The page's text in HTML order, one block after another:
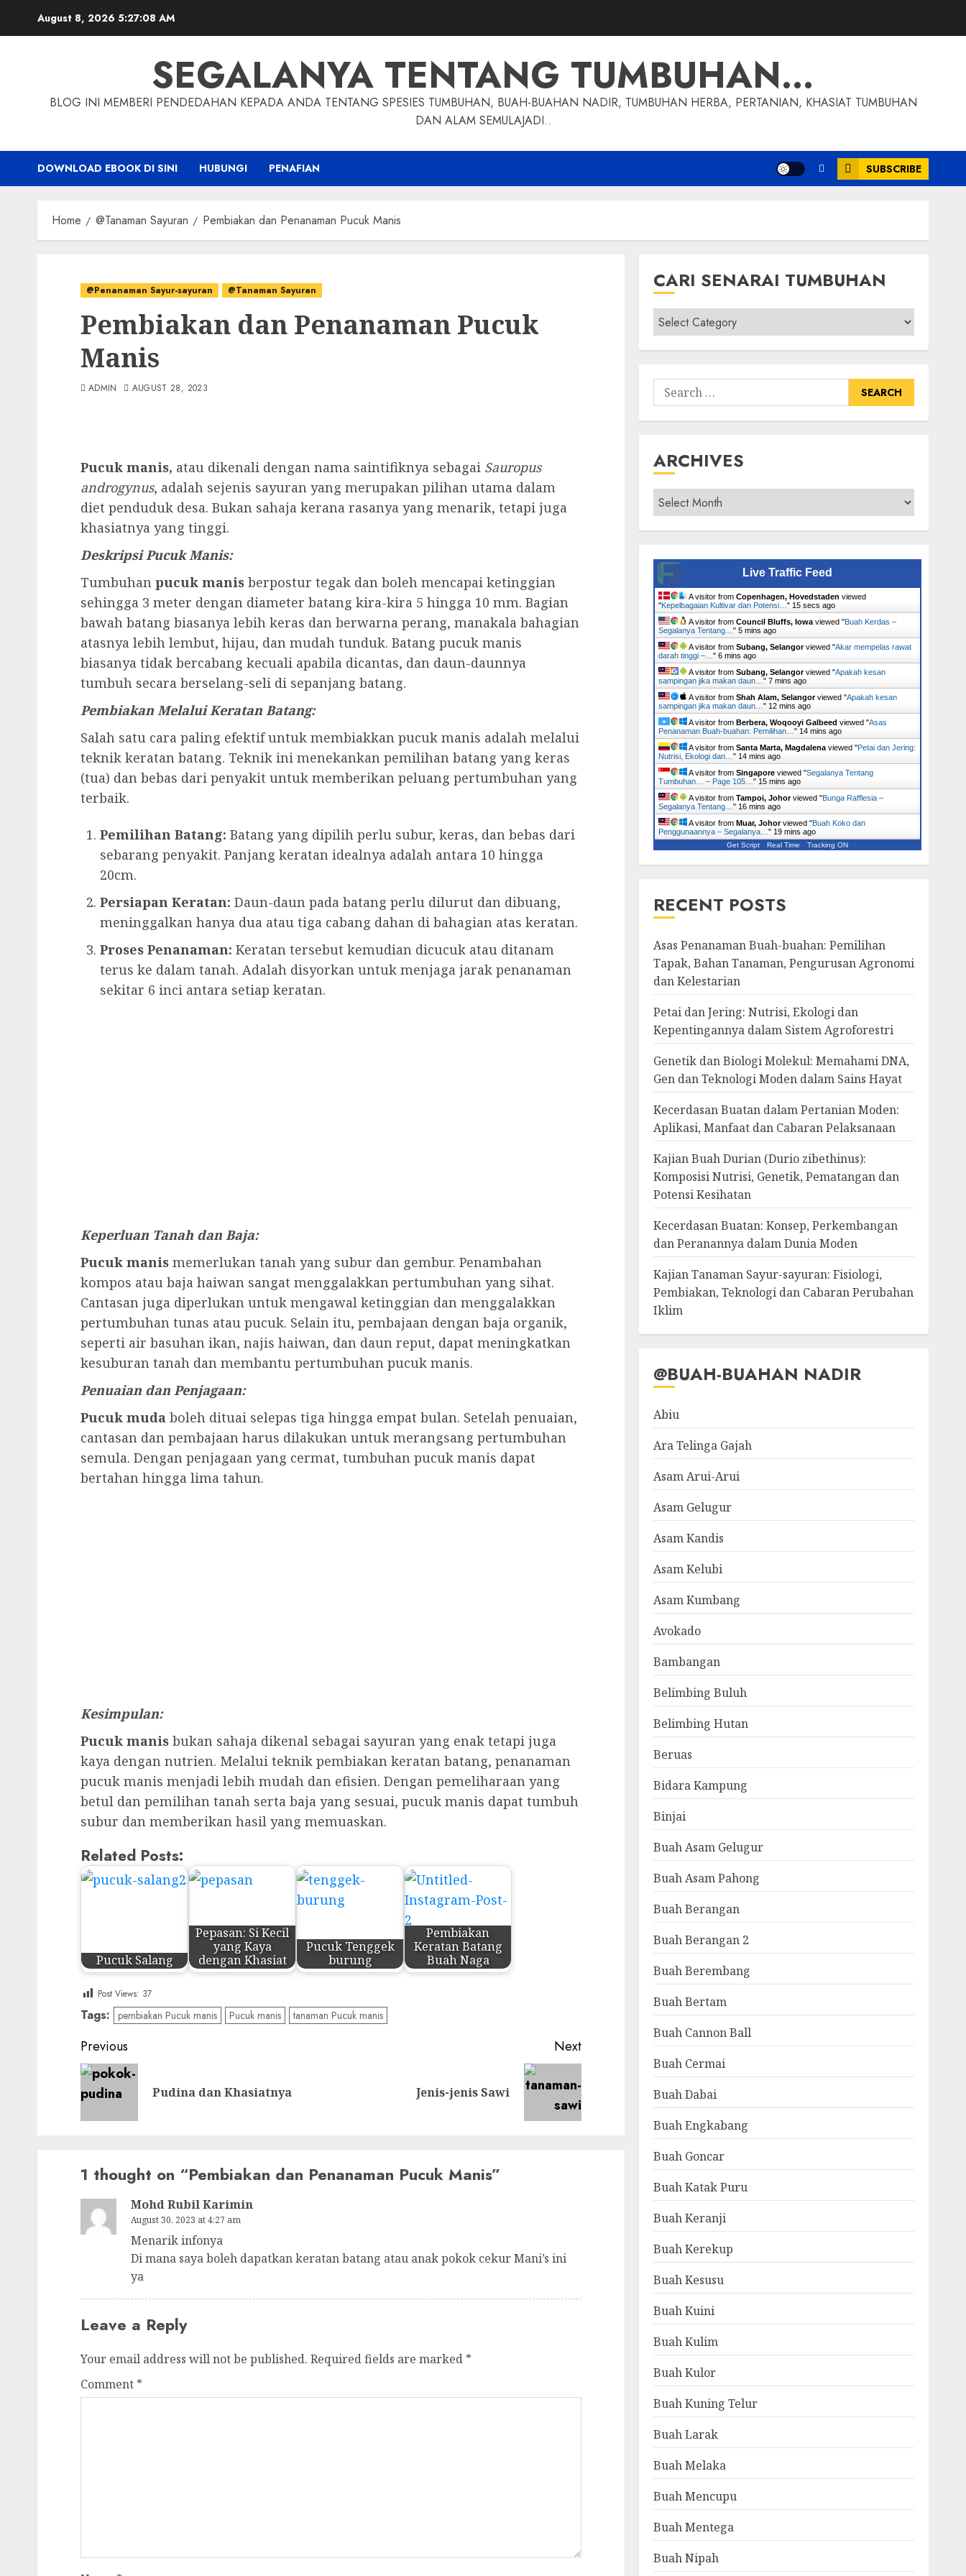
August 8, 2026 5:27:09 AM
SEGALANYA TENTANG TUMBUHAN…
BLOG INI MEMBERI PENDEDAHAN KEPADA ANDA TENTANG SPESIES TUMBUHAN, BUAH-BUAHAN NADIR, TUMBUHAN HERBA, PERTANIAN, KHASIAT TUMBUHAN
DAN ALAM SEMULAJADI..
DOWNLOAD EBOOK DI SINI HUBUNGI PENAFIAN SUBSCRIBE
Home @Tanaman Sayuran Pembiakan dan Penanaman Pucuk Manis
@Penanaman Sayur-sayuran @Tanaman Sayuran
Pembiakan dan Penanaman Pucuk
Manis
ADMIN AUGUST 28, 2023
Pucuk manis, atau dikenali dengan nama saintifiknya sebagai Sauropus
androgynus, adalah sejenis sayuran yang merupakan pilihan utama dalam
diet penduduk desa. Bukan sahaja kerana rasanya yang menarik, tetapi juga
khasiatnya yang tinggi.
Deskripsi Pucuk Manis:
Tumbuhan pucuk manis berpostur tegak dan boleh mencapai ketinggian
sehingga 3 meter dengan diameter batang kira-kira 5 hingga 10 mm. Bagian
bawah batang biasanya lebih keras dan berwarna perang, manakala bahagian
atasnya lebih lembut, hijau, dan mudah tunduk. Batang pucuk manis
biasanya tidak bercabang kecuali apabila dicantas, dan daun-daunnya
tumbuh secara berselang-seli di sepanjang batang.
Pembiakan Melalui Keratan Batang:
Salah satu cara paling efektif untuk membiakkan pucuk manis adalah melalui
teknik keratan batang. Teknik ini menekankan pemilihan batang yang keras
(tua) dan bebas dari penyakit untuk memberikan peluang pertumbuhan yang
terbaik.
Pemilihan Batang: Batang yang dipilih perlu subur, keras, dan bebas dari
sebarang penyakit. Panjang keratan idealnya adalah antara 10 hingga
20cm.
Persiapan Keratan: Daun-daun pada batang perlu dilurut dan dibuang,
meninggalkan hanya dua atau tiga cabang dahan di bahagian atas keratan.
Proses Penanaman: Keratan tersebut kemudian dicucuk atau ditanam
terus ke dalam tanah. Adalah disyorkan untuk menjaga jarak penanaman
sekitar 6 inci antara setiap keratan.
Keperluan Tanah dan Baja:
Pucuk manis memerlukan tanah yang subur dan gembur. Penambahan
kompos atau baja haiwan sangat menggalakkan pertumbuhan yang sihat.
Cantasan juga diperlukan untuk mengawal ketinggian dan menggalakkan
pertumbuhan tunas atau pucuk. Selain itu, pembajaan dengan baja organik,
seperti air basuhan ikan, najis haiwan, dan daun reput, dapat meningkatkan
kesuburan tanah dan membantu pertumbuhan pucuk manis.
Penuaian dan Penjagaan:
Pucuk muda boleh dituai selepas tiga hingga empat bulan. Setelah penuaian,
cantasan dan pembajaan harus dilakukan untuk merangsang pertumbuhan
semula. Dengan penjagaan yang cermat, tumbuhan pucuk manis dapat
bertahan hingga lima tahun.
Kesimpulan:
Pucuk manis bukan sahaja dikenal sebagai sayuran yang enak tetapi juga
kaya dengan nutrien. Melalui teknik pembiakan keratan batang, penanaman
pucuk manis menjadi lebih mudah dan efisien. Dengan pemeliharaan yang
betul dan pemilihan tanah serta baja yang sesuai, pucuk manis dapat tumbuh
subur dan memberikan hasil yang memuaskan.
Related Posts:
Pucuk Salang
Pepasan: Si Kecil
yang Kaya
dengan Khasiat
Pucuk Tenggek
burung
Pembiakan
Keratan Batang
Buah Naga
Post Views: 37
Tags: pembiakan Pucuk manis Pucuk manis tanaman Pucuk manis
Post
navigation
Previous
Pudina dan Khasiatnya
Next
Jenis-jenis Sawi
1 thought on “Pembiakan dan Penanaman Pucuk Manis”
Mohd Rubil Karimin
August 30, 2023 at 4:27 am
Menarik infonya
Di mana saya boleh dapatkan keratan batang atau anak pokok cekur Mani’s ini
ya
Leave a Reply
Your email address will not be published. Required fields are marked *
Comment *
CARI SENARAI TUMBUHAN
Cari
Senarai
Tumbuhan
Search
for:
ARCHIVES
Archives
Live Traffic Feed
A visitor from Copenhagen, Hovedstaden viewed
"Kepelbagaian Kultivar dan Potensi… " 16 secs ago
A visitor from Council Bluffs, Iowaviewed "Buah Kerdas –
Segalanya Tentang… " 5 mins ago
A visitor from Subang, Selangorviewed "Akar mempelas rawat
darah tinggi –… " 6 mins ago
A visitor from Subang, Selangorviewed "Apakah kesan
sampingan jika makan daun… " 7 mins ago
A visitor from Shah Alam, Selangorviewed "Apakah kesan
sampingan jika makan daun… " 12 mins ago
A visitor from Berbera, Woqooyi Galbeed viewed "Asas
Penanaman Buah-buahan: Pemilihan… " 14 mins ago
A visitor from Santa Marta, Magdalenaviewed "Petai dan Jering:
Nutrisi, Ekologi dan… " 14 mins ago
A visitor from Singaporeviewed "Segalanya Tentang
Tumbuhan… – Page 105… " 15 mins ago
A visitor from Tampoi, Johorviewed "Bunga Rafflesia –
Segalanya Tentang… " 16 mins ago
A visitor from Muar, Johorviewed "Buah Koko dan
Penggunaannya – Segalanya… " 19 mins ago
Get Script Real Time Tracking ON
RECENT POSTS
Asas Penanaman Buah-buahan: Pemilihan
Tapak, Bahan Tanaman, Pengurusan Agronomi
dan Kelestarian
Petai dan Jering: Nutrisi, Ekologi dan
Kepentingannya dalam Sistem Agroforestri
Genetik dan Biologi Molekul: Memahami DNA,
Gen dan Teknologi Moden dalam Sains Hayat
Kecerdasan Buatan dalam Pertanian Moden:
Aplikasi, Manfaat dan Cabaran Pelaksanaan
Kajian Buah Durian (Durio zibethinus):
Komposisi Nutrisi, Genetik, Pematangan dan
Potensi Kesihatan
Kecerdasan Buatan: Konsep, Perkembangan
dan Peranannya dalam Dunia Moden
Kajian Tanaman Sayur-sayuran: Fisiologi,
Pembiakan, Teknologi dan Cabaran Perubahan
Iklim
@BUAH-BUAHAN NADIR
Abiu
Ara Telinga Gajah
Asam Arui-Arui
Asam Gelugur
Asam Kandis
Asam Kelubi
Asam Kumbang
Avokado
Bambangan
Belimbing Buluh
Belimbing Hutan
Beruas
Bidara Kampung
Binjai
Buah Asam Gelugur
Buah Asam Pahong
Buah Berangan
Buah Berangan 2
Buah Berembang
Buah Bertam
Buah Cannon Ball
Buah Cermai
Buah Dabai
Buah Engkabang
Buah Goncar
Buah Katak Puru
Buah Keranji
Buah Kerekup
Buah Kesusu
Buah Kuini
Buah Kulim
Buah Kulor
Buah Kuning Telur
Buah Larak
Buah Melaka
Buah Mencupu
Buah Mentega
Buah Nipah